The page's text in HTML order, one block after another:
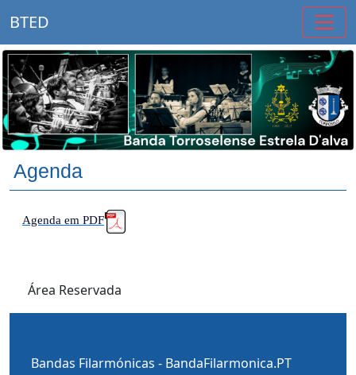
BTED
Agenda
Agenda em PDF
Área Reservada
Bandas Filarmónicas - BandaFilarmonica.PT